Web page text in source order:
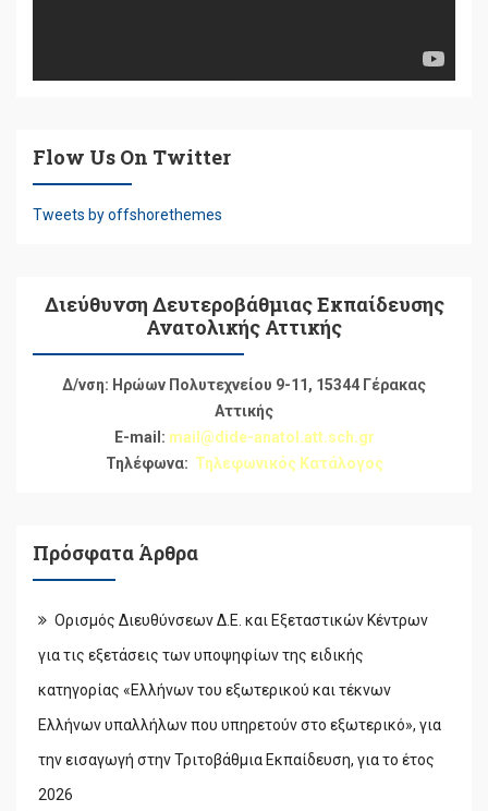
Flow Us On Twitter
Tweets by offshorethemes
Διεύθυνση Δευτεροβάθμιας Εκπαίδευσης
Ανατολικής Αττικής
Δ/νση: Ηρώων Πολυτεχνείου 9-11, 15344 Γέρακας
Αττικής
E-mail: mail@dide-anatol.att.sch.gr
Τηλέφωνα: Τηλεφωνικός Κατάλογος
Πρόσφατα Άρθρα
Ορισμός Διευθύνσεων Δ.Ε. και Εξεταστικών Κέντρων
για τις εξετάσεις των υποψηφίων της ειδικής
κατηγορίας «Ελλήνων του εξωτερικού και τέκνων
Ελλήνων υπαλλήλων που υπηρετούν στο εξωτερικό», για
την εισαγωγή στην Τριτοβάθμια Εκπαίδευση, για το έτος
2026